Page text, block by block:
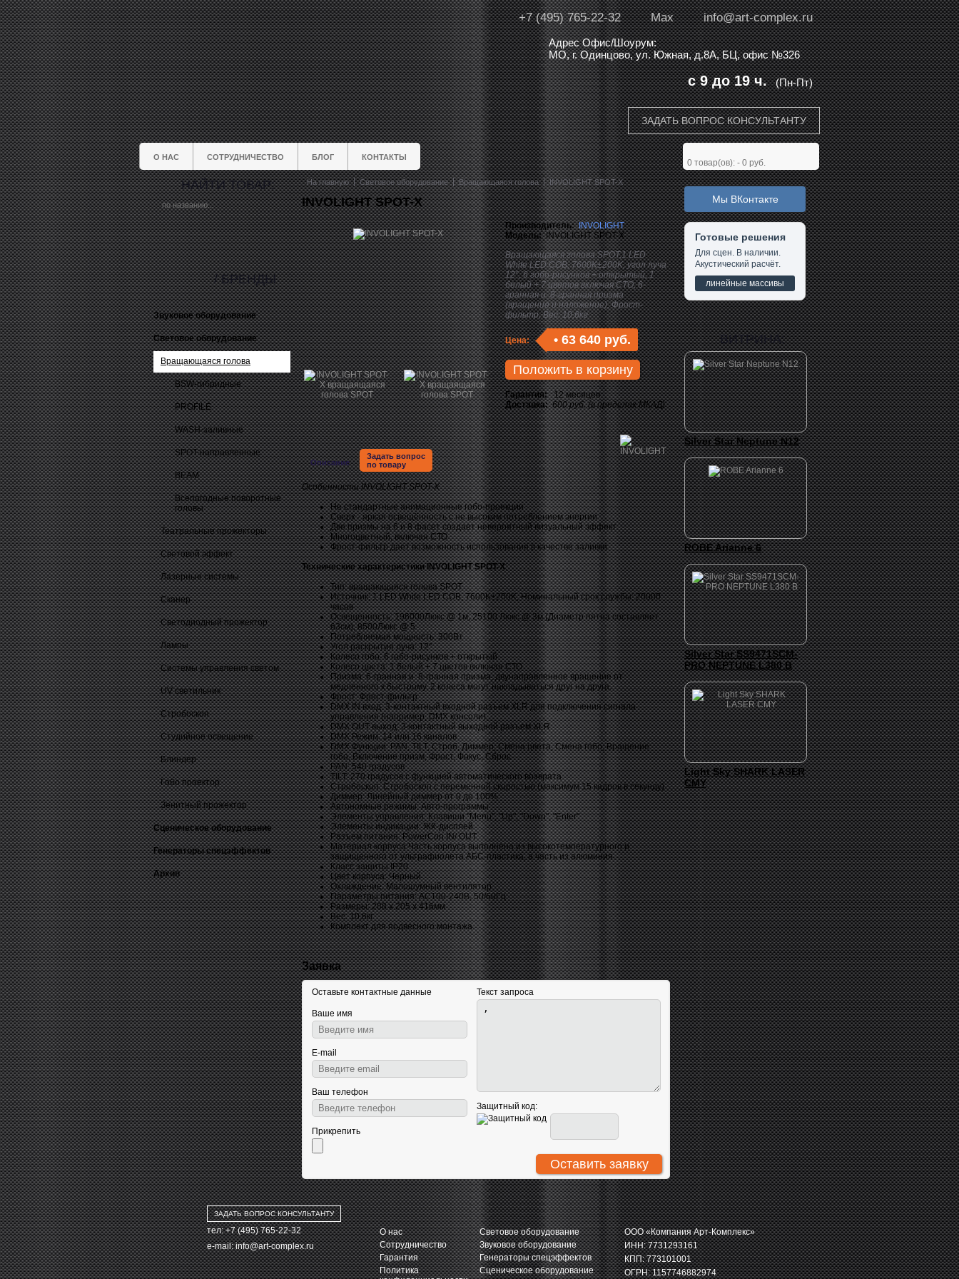
info@art-complex.ru
Max
+7 (495) 765-22-32
Адрес Офис/Шоурум:
МО, г. Одинцово, ул. Южная, д.8А, БЦ, офис №326
(Пн-Пт)
с 9 до 19 ч.
ЗАДАТЬ ВОПРОС КОНСУЛЬТАНТУ
О НАС СОТРУДНИЧЕСТВО БЛОГ КОНТАКТЫ
0 товар(ов): - 0 руб.
НАЙТИ ТОВАР:
Звуковое оборудование
Световое оборудование
Вращающаяся голова
BSW-гибридные
PROFILE
WASH-заливные
SPOT-направленные
BEAM
Всепогодные поворотные
головы
Театральные прожекторы
Световой эффект
Лазерные системы
Сканер
Светодиодный прожектор
Лампы
Системы управления светом
UV светильник
Стробоскоп
Студийное освещение
Блиндер
Гобо проектор
Зенитный прожектор
Сценическое оборудование
Генераторы спецэффектов
Архив
/ БРЕНДЫ
На главную Световое оборудование Вращающаяся голова INVOLIGHT SPOT-X
INVOLIGHT SPOT-X
Производитель: INVOLIGHT
Модель:INVOLIGHT SPOT-X
Вращающаяся голова SPOT,1 LED
White LED COB, 7600K±200K, угол луча
12°, 6 гобо-рисунков + открытый, 1
белый + 7 цветов включая СТО, 6-
гранная и 8-гранная призма
(вращение и наложение), Фрост-
фильтр, Вес: 10,6кг
Цена: • 63 640 руб.
Положить в корзину
Гарантия:12 месяцев
Доставка: 600 руб. (в пределах МКАД)
Описание
Задать вопрос
по товару
Особенности INVOLIGHT SPOT-X
Не стандартные анимационные гобо-проекции
Сверх - яркая освещённость с не высоким потреблением энергии
Две призмы на 6 и 8 фасет создает невероятный визуальный эффект
Многоцветный, включая СТО
Фрост-фильтр дает возможность использования в качестве заливки
Технические характеристики INVOLIGHT SPOT-X:
Тип: вращающаяся голова SPOT
Источник: 1 LED White LED COB, 7600K±200K, Номинальный срок службы: 20000
часов
Освещенность: 196000Люкс @ 1м, 25100 Люкс @ 3м (Диаметр пятна составляет
63см), 8500Люкс @ 5
Потребляемая мощность: 300Вт
Угол раскрытия луча: 12°
Колесо гобо: 6 гобо-рисунков + открытый
Колесо цвета: 1 белый + 7 цветов включая СТО
Призма: 6-гранная и 8-гранная призма, двунаправленное вращение от
медленного к быстрому. 2 колеса могут накладываться друг на друга.
Фрост: Фрост-фильтр
DMX IN вход: 3-контактный входной разъем XLR для подключения сигнала
управления (например, DMX консоли).
DMX OUT выход: 3-контактный выходной разъем XLR
DMX Режим: 14 или 16 каналов
DMX Функции: PAN, TILT, Строб, Диммер, Смена цвета, Смена гобо, Вращение
гобо, Включение призм, Фрост, Фокус, Сброс
PAN: 540 градусов
TILT: 270 градусов с функцией автоматического возврата
Стробоскоп: Стробоскоп с переменной скоростью (максимум 15 кадров в секунду)
Диммер: Линейный диммер от 0 до 100%
Автономные режимы: Авто-программы
Элементы управления: Клавиши "Menu", "Up", "Down", "Enter"
Элементы индикации: ЖК-дисплей
Разъем питания: PowerCon IN/ OUT
Материал корпуса:Часть корпуса выполнена из высокотемпературного и
защищенного от ультрафиолета АБС-пластика, а часть из алюминия.
Класс защиты IP20
Цвет корпуса: Черный
Охлаждение: Малошумный вентилятор
Параметры питания: AC100-240В, 50/60Гц
Размеры: 288 х 205 х 416мм
Вес: 10,6кг
Комплект для подвесного монтажа.
Заявка
Оставьте контактные данные
Ваше имя
E-mail
Ваш телефон
Прикрепить
Текст запроса
Защитный код:
Мы ВКонтакте
Готовые решения
Для сцен. В наличии.
Акустический расчёт.
линейные массивы
ВИТРИНА:
Silver Star Neptune N12
ROBE Arianne 6
Silver Star SS9471SCM-
PRO NEPTUNE L380 B
Light Sky SHARK LASER
CMY
ЗАДАТЬ ВОПРОС КОНСУЛЬТАНТУ
тел: +7 (495) 765-22-32
e-mail:info@art-complex.ru
О нас
Сотрудничество
Гарантия
Политика
Световое оборудование
Звуковое оборудование
Генераторы спецэффектов
Сценическое оборудование
ООО «Компания Арт-Комплекс»
ИНН: 7731293161
КПП: 773101001
ОГРН: 1157746882974